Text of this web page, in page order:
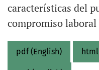
características del
compromiso laboral
pdf (English)